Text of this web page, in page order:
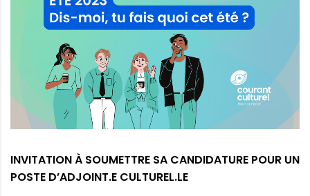
INVITATION À SOUMETTRE SA CANDIDATURE POUR UN
POSTE D’ADJOINT.E CULTUREL.LE